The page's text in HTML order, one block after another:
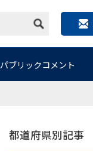
パブリックコメント
都道府県別記事